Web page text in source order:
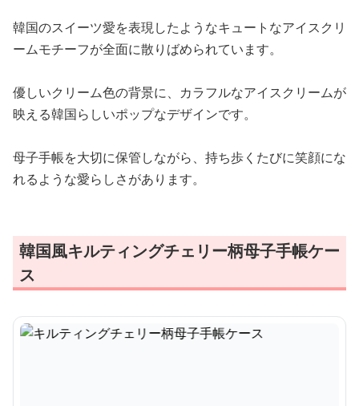
韓国のスイーツ愛を表現したようなキュートなアイスクリ
ームモチーフが全面に散りばめられています。
優しいクリーム色の背景に、カラフルなアイスクリームが
映える韓国らしいポップなデザインです。
母子手帳を大切に保管しながら、持ち歩くたびに笑顔にな
れるような愛らしさがあります。
韓国風キルティングチェリー柄母子手帳ケー
ス